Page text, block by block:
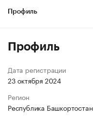
Профиль
Профиль
Дата регистрации
23 октября 2024
Регион
Республика Башкортостан